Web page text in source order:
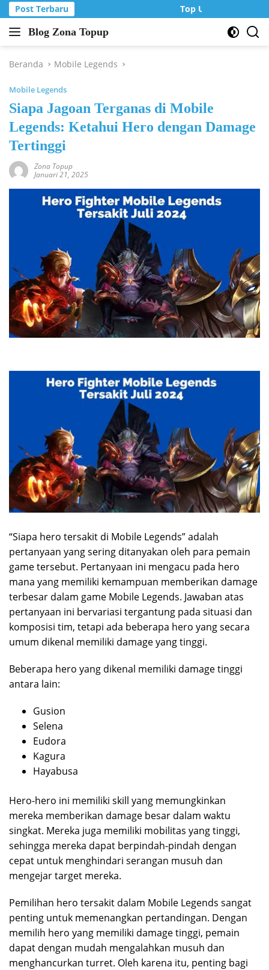
Langsung
ke
konten
Post Terbaru Top Up Murah di
Blog Zona Topup
Tips
Trik
game
online
Beranda Mobile Legends
Mobile Legends
Siapa Jagoan Terganas di Mobile
Legends: Ketahui Hero dengan Damage
Tertinggi
Zona Topup
Januari 21, 2025
“Siapa hero tersakit di Mobile Legends” adalah
pertanyaan yang sering ditanyakan oleh para pemain
game tersebut. Pertanyaan ini mengacu pada hero
mana yang memiliki kemampuan memberikan damage
terbesar dalam game Mobile Legends. Jawaban atas
pertanyaan ini bervariasi tergantung pada situasi dan
komposisi tim, tetapi ada beberapa hero yang secara
umum dikenal memiliki damage yang tinggi.
Beberapa hero yang dikenal memiliki damage tinggi
antara lain:
Gusion
Selena
Eudora
Kagura
Hayabusa
Hero-hero ini memiliki skill yang memungkinkan
mereka memberikan damage besar dalam waktu
singkat. Mereka juga memiliki mobilitas yang tinggi,
sehingga mereka dapat berpindah-pindah dengan
cepat untuk menghindari serangan musuh dan
mengejar target mereka.
Pemilihan hero tersakit dalam Mobile Legends sangat
penting untuk memenangkan pertandingan. Dengan
memilih hero yang memiliki damage tinggi, pemain
dapat dengan mudah mengalahkan musuh dan
menghancurkan turret. Oleh karena itu, penting bagi